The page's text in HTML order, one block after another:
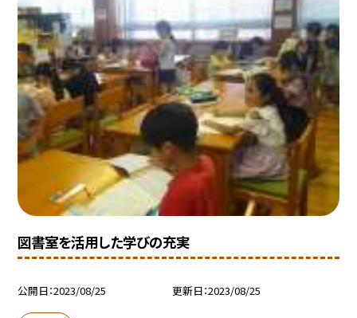
図書室を活用した学びの充実
公開日 2023/08/25 更新日 2023/08/25